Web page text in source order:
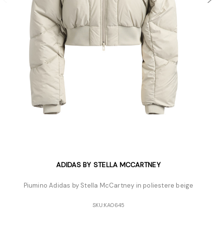
ADIDAS BY STELLA MCCARTNEY
Piumino Adidas by Stella McCartney in poliestere beige
SKU:KA0645